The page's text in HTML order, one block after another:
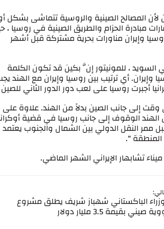
المصالح الصينية والروسية تتماشى بشكل
مبادرة الحزام والطريق الصينية في روسيا ،
، أجرت الصين وروسيا وإيران مناورات بحرية مشتركة قبل أشهر
، للمونيتور إنَّ بكين قد تكون الكلمة
وإيران. أي ترتيب بين روسيا وإيران مع الهند
أجبرت روسيا على لعب دور الدور الثاني
وقت إلى جانب الصين بدلاً من الهند. علاوة على
الوقوف إلى جانب روسيا في قضية
ممر النقل الدولي بين الشمال والجنوب يعتمد
“.
الباكستاني شهباز شريف يطلق مشروع
بقيمة 3.5 مليار دولار